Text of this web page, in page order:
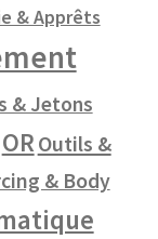
& Apprêts
& Jetons
OR Outils &
& Body